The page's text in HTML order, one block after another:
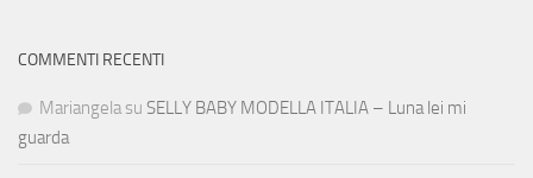
COMMENTI RECENTI
Mariangela su SELLY BABY MODELLA ITALIA – Luna lei mi
guarda